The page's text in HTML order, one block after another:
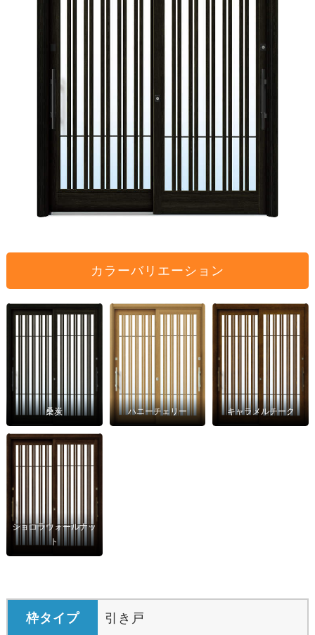
カラーバリエーション
桑炭 ハニーチェリー キャラメルチーク
ショコラウォールナッ
ト
枠タイプ 引き戸